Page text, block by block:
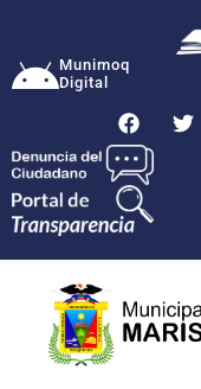
Munimoq
Digital